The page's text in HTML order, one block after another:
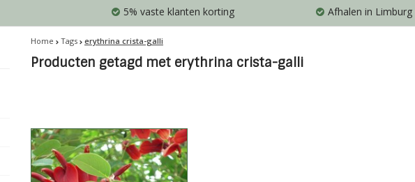
5% vaste klanten korting Afhalen in Limburg
Home Tags erythrina crista-galli
Producten getagd met erythrina crista-galli